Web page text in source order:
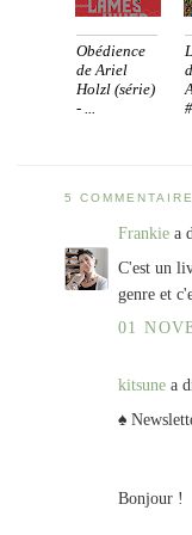
Obédience
de Ariel
Holzl (série)
- ...
5
Frankie a
C'est un
genre et
01
kitsune a
♠
Bonjour !